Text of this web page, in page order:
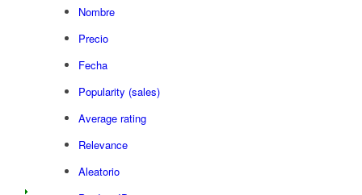
Nombre
Precio
Fecha
Popularity (sales)
Average rating
Relevance
Aleatorio